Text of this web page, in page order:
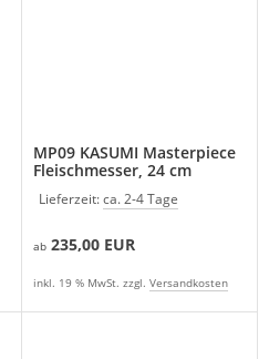
MP09 KASUMI Masterpiece
Fleischmesser, 24 cm
Lieferzeit:ca. 2-4 Tage
ab 235,00 EUR
inkl. 19 % MwSt. zzgl. Versandkosten